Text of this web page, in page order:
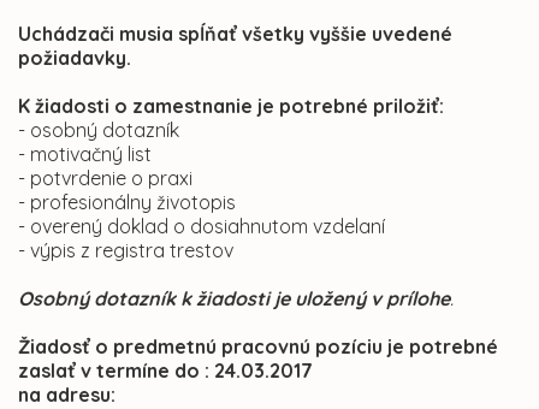
Uchádzači musia spĺňať všetky vyššie uvedené
požiadavky.
K žiadosti o zamestnanie je potrebné priložiť:
- osobný dotazník
- motivačný list
- potvrdenie o praxi
- profesionálny životopis
- overený doklad o dosiahnutom vzdelaní
- výpis z registra trestov
Osobný dotazník k žiadosti je uložený v prílohe.
Žiadosť o predmetnú pracovnú pozíciu je potrebné
zaslať v termíne do : 24.03.2017
na adresu: